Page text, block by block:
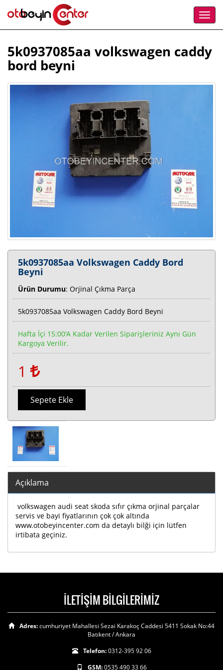
5k0937085aa volkswagen caddy
bord beyni
5k0937085aa Volkswagen Caddy Bord
Beyni
Ürün Durumu: Orjinal Çıkma Parça
5k0937085aa Volkswagen Caddy Bord Beyni
Hafta İçi 15:00'a Kadar Verilen Siparişleriniz Aynı Gün
Kargoya Verilir.
1
Sepete Ekle
Açıklama
volkswagen audi seat skoda sıfır çıkma orjinal parçalar
servis ve bayi fiyatlarının çok çok altında
www.otobeyincenter.com da detaylı bilği için lütfen
irtibata geçiniz.
İLETİŞİM BİLGİLERİMİZ
Adres:cumhuriyet Mahallesi Sezai Karakoç Caddesi 5411 Sokak No:44
Batıkent / Ankara
Telefon:0312-395 92 06
GSM:0535 490 33 66